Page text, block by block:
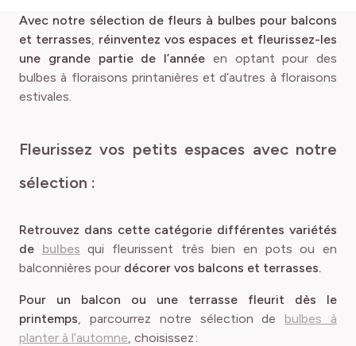
Avec notre sélection de fleurs à bulbes pour balcons
et terrasses, réinventez vos espaces et fleurissez-les
une grande partie de l’année en optant pour des
bulbes à floraisons printanières et d’autres à floraisons
estivales.
Fleurissez vos petits espaces avec notre
sélection :
Retrouvez dans cette catégorie différentes variétés
de bulbes qui fleurissent très bien en pots ou en
balconnières pour décorer vos balcons et terrasses.
Pour un balcon ou une terrasse fleurit dès le
printemps, parcourrez notre sélection de bulbes à
planter à l’automne, choisissez :